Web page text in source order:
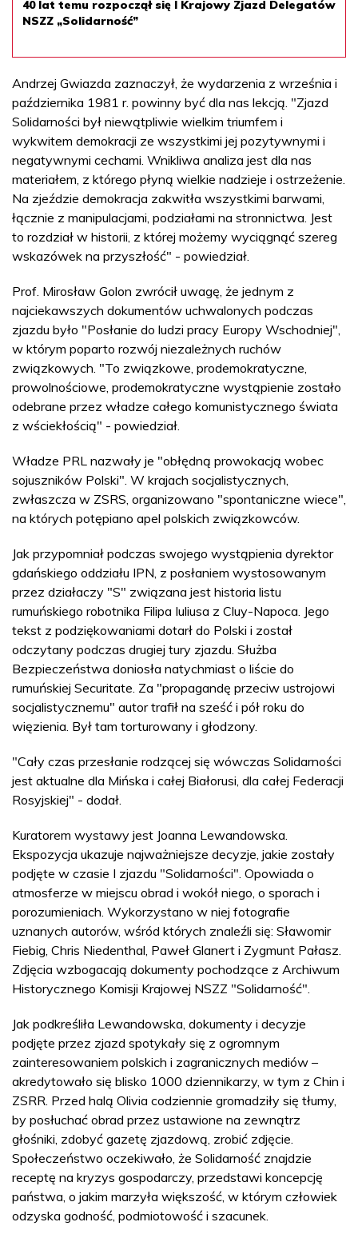
40 lat temu rozpoczął się I Krajowy Zjazd Delegatów
NSZZ „Solidarność”
Andrzej Gwiazda zaznaczył, że wydarzenia z września i
października 1981 r. powinny być dla nas lekcją. "Zjazd
Solidarności był niewątpliwie wielkim triumfem i
wykwitem demokracji ze wszystkimi jej pozytywnymi i
negatywnymi cechami. Wnikliwa analiza jest dla nas
materiałem, z którego płyną wielkie nadzieje i ostrzeżenie.
Na zjeździe demokracja zakwitła wszystkimi barwami,
łącznie z manipulacjami, podziałami na stronnictwa. Jest
to rozdział w historii, z której możemy wyciągnąć szereg
wskazówek na przyszłość" - powiedział.
Prof. Mirosław Golon zwrócił uwagę, że jednym z
najciekawszych dokumentów uchwalonych podczas
zjazdu było "Posłanie do ludzi pracy Europy Wschodniej",
w którym poparto rozwój niezależnych ruchów
związkowych. "To związkowe, prodemokratyczne,
prowolnościowe, prodemokratyczne wystąpienie zostało
odebrane przez władze całego komunistycznego świata
z wściekłością" - powiedział.
Władze PRL nazwały je "obłędną prowokacją wobec
sojuszników Polski". W krajach socjalistycznych,
zwłaszcza w ZSRS, organizowano "spontaniczne wiece",
na których potępiano apel polskich związkowców.
Jak przypomniał podczas swojego wystąpienia dyrektor
gdańskiego oddziału IPN, z posłaniem wystosowanym
przez działaczy "S" związana jest historia listu
rumuńskiego robotnika Filipa Iuliusa z Cluy-Napoca. Jego
tekst z podziękowaniami dotarł do Polski i został
odczytany podczas drugiej tury zjazdu. Służba
Bezpieczeństwa doniosła natychmiast o liście do
rumuńskiej Securitate. Za "propagandę przeciw ustrojowi
socjalistycznemu" autor trafił na sześć i pół roku do
więzienia. Był tam torturowany i głodzony.
"Cały czas przesłanie rodzącej się wówczas Solidarności
jest aktualne dla Mińska i całej Białorusi, dla całej Federacji
Rosyjskiej" - dodał.
Kuratorem wystawy jest Joanna Lewandowska.
Ekspozycja ukazuje najważniejsze decyzje, jakie zostały
podjęte w czasie I zjazdu "Solidarności". Opowiada o
atmosferze w miejscu obrad i wokół niego, o sporach i
porozumieniach. Wykorzystano w niej fotografie
uznanych autorów, wśród których znaleźli się: Sławomir
Fiebig, Chris Niedenthal, Paweł Glanert i Zygmunt Pałasz.
Zdjęcia wzbogacają dokumenty pochodzące z Archiwum
Historycznego Komisji Krajowej NSZZ "Solidarność".
Jak podkreśliła Lewandowska, dokumenty i decyzje
podjęte przez zjazd spotykały się z ogromnym
zainteresowaniem polskich i zagranicznych mediów –
akredytowało się blisko 1000 dziennikarzy, w tym z Chin i
ZSRR. Przed halą Olivia codziennie gromadziły się tłumy,
by posłuchać obrad przez ustawione na zewnątrz
głośniki, zdobyć gazetę zjazdową, zrobić zdjęcie.
Społeczeństwo oczekiwało, że Solidarność znajdzie
receptę na kryzys gospodarczy, przedstawi koncepcję
państwa, o jakim marzyła większość, w którym człowiek
odzyska godność, podmiotowość i szacunek.